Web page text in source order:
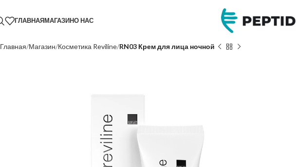
ГЛАВНАЯМАГАЗИНО НАС
Главная Магазин Косметика Reviline RN03 Крем для лица ночной